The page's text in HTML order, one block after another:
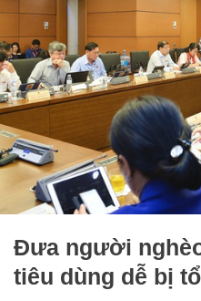
Đưa người
tiêu dùng dễ bị